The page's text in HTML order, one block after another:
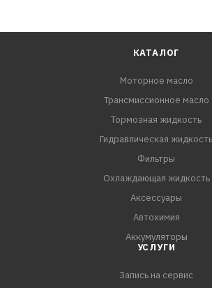
КАТАЛОГ
Моторное масло
Трансмиссионное масло
Тормозная жидкость
Гидравлическая жидкость
Фильтры
Охлаждающая жидкость
Аксессуары
Автохимия
Аккумуляторы
УСЛУГИ
Запись на сервис